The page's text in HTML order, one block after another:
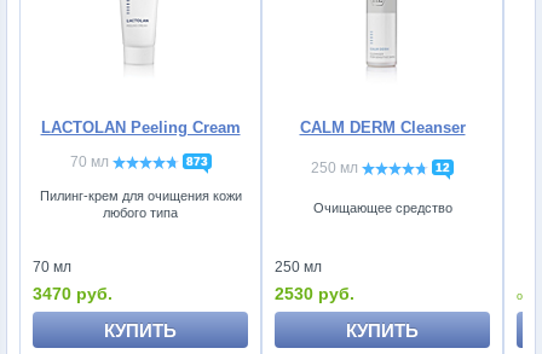
LACTOLAN Peeling Cream
70 мл 873
Пилинг-крем для очищения кожи
любого типа
70 мл
3470 руб.
КУПИТЬ
CALM DERM Cleanser
250 мл 12
Очищающее средство
250 мл
2530 руб.
КУПИТЬ